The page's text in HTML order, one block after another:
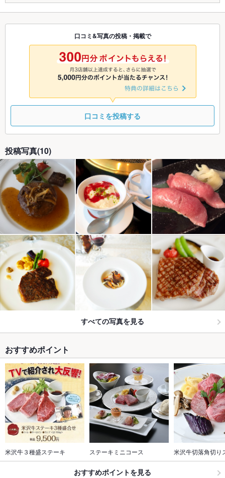
◎ ◎ ◎ ◎ 休 ◎ ◎
8/28 8/29 8/30
◎
8/31
◎
9/1
休
9/2 9/3
9/6
◎ ◎ 休 ◎
口コミ&写真の投稿・掲載で
口コミを投稿する
投稿写真(10)
すべての写真を見る
おすすめポイント
米沢牛３種盛ステーキ ステーキミニコース 米沢牛切落角切り
おすすめポイントを見る